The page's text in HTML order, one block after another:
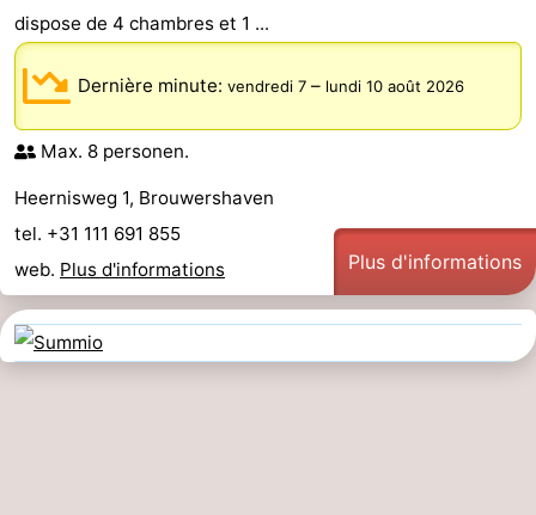
dispose de 4 chambres et 1 ...
Dernière minute: vendredi 7 – lundi 10 août 2026
Max. 8 personen.
Heernisweg 1, Brouwershaven
tel. +31 111 691 855
web. Plus d'informations Plus d'informations